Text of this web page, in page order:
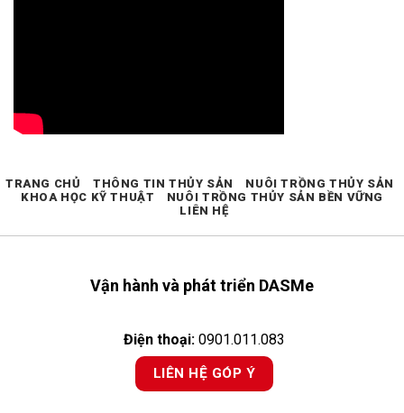
Vận hành và phát triển DASMe
Điện thoại: 0901.011.083
LIÊN HỆ GÓP Ý
TRANG CHỦ THÔNG TIN THỦY SẢN
NUÔI TRỒNG THỦY SẢN
KHOA HỌC KỸ THUẬT
NUÔI TRỒNG THỦY SẢN BỀN VỮNG
LIÊN HỆ